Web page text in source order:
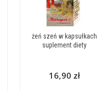
żeń szeń w kapsułkach
suplement diety
16,90 zł